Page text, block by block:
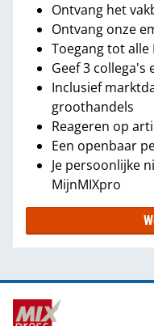
Ontvang het
Ontvang onze
Toegang tot
Geef 3 collega's
Inclusief
groothandels
Reageren op
Een openbaar
Je persoonlijke
MijnMIXpro